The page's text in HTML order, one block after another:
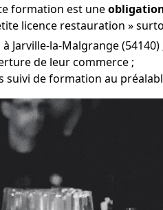
formation est une
licence restauration »
Jarville-la-Malgrange (54140)
de leur commerce ;
suivi de formation au